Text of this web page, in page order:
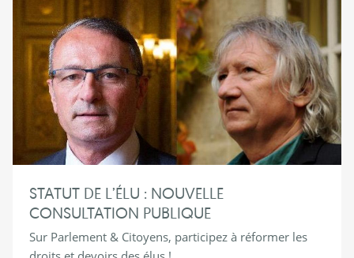
STATUT DE L’ÉLU : NOUVELLE
CONSULTATION PUBLIQUE
Sur Parlement & Citoyens, participez à réformer les